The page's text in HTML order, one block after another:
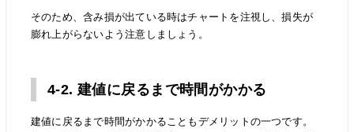
そのため、含み損が出ている時はチャートを注視し、損失が
膨れ上がらないよう注意しましょう。
4-2. 建値に戻るまで時間がかかる
建値に戻るまで時間がかかることもデメリットの一つです。